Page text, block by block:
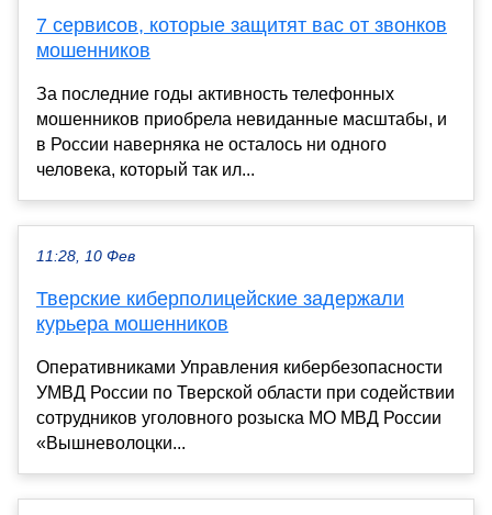
7 сервисов, которые защитят вас от звонков
мошенников
За последние годы активность телефонных
мошенников приобрела невиданные масштабы, и
в России наверняка не осталось ни одного
человека, который так ил...
11:28, 10 Фев
Тверские киберполицейские задержали
курьера мошенников
Оперативниками Управления кибербезопасности
УМВД России по Тверской области при содействии
сотрудников уголовного розыска МО МВД России
«Вышневолоцки...